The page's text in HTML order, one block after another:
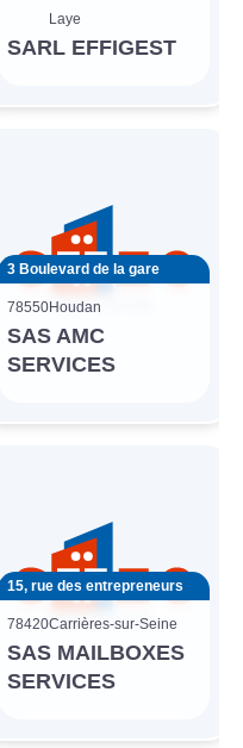
Laye
SARL EFFIGEST
3 Boulevard de la gare
78550Houdan
SAS AMC
SERVICES
15, rue des entrepreneurs
78420Carrières-sur-Seine
SAS MAILBOXES
SERVICES